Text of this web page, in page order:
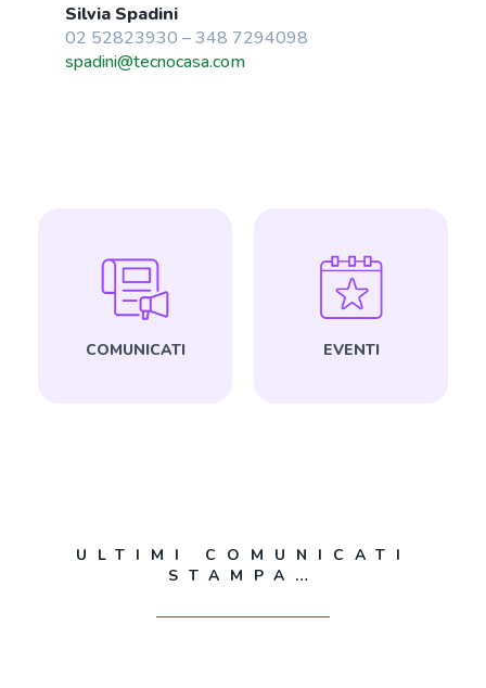
Silvia Spadini
02 52823930 – 348 7294098
spadini@tecnocasa.com
COMUNICATI EVENTI
ULTIMI COMUNICATI
STAMPA…